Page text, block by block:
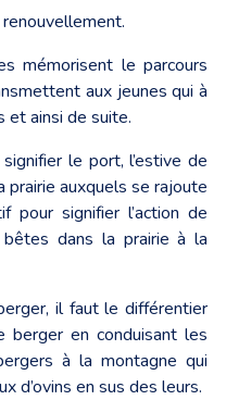
mémorisent le parcours
aux jeunes qui à
et ainsi de suite.
le port, l’estive de
prairie auxquels se rajoute
pour signifier l’action de
dans la prairie à la
il faut le différentier
en conduisant les
à la montagne qui
d’ovins en sus des leurs.